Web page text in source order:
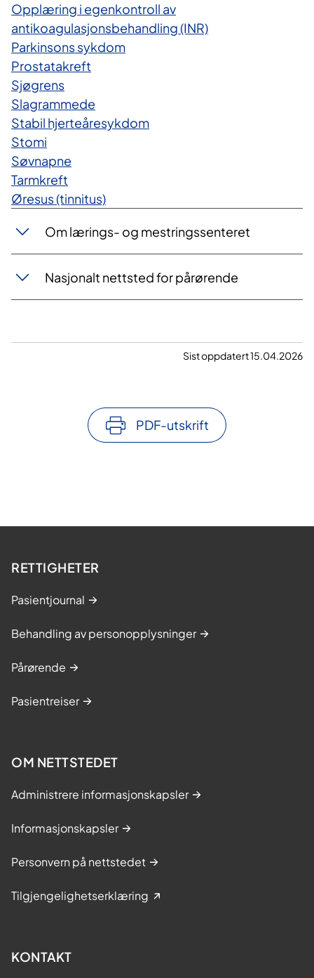
Opplæring i egenkontroll av
antikoagulasjonsbehandling (INR)
Parkinsons s​ykdom​
P​rostatakreft
Sjøgrens
Slagrammede
Stabil hjerteåresykdom
Stomi
Søvnapne
Tarmkreft
Øresus (tinnitus)
Om lærings- og mestringssenteret
Nasjonalt nettsted for pårørende
Sist oppdatert 15.04.2026
PDF-utskrift
RETTIGHETER
Pasientjournal
Behandling av personopplysninger
Pårørende
Pasientreiser
OM NETTSTEDET
Administrere informasjonskapsler
Informasjonskapsler
Personvern på nettstedet
Tilgjengelighetserklæring
KONTAKT